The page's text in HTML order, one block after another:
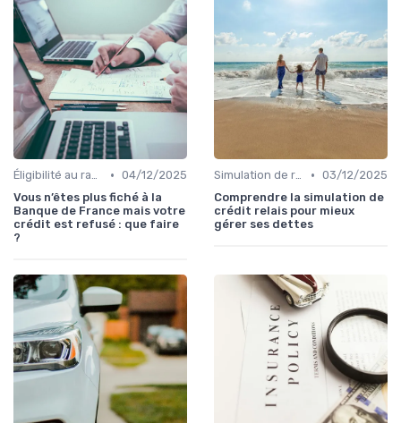
Éligibilité au rachat de crédit • 04/12/2025
Vous n’êtes plus fiché à la
Banque de France mais votre
crédit est refusé : que faire
?
Simulation de rachat de crédit • 03/12/2025
Comprendre la simulation de
crédit relais pour mieux
gérer ses dettes